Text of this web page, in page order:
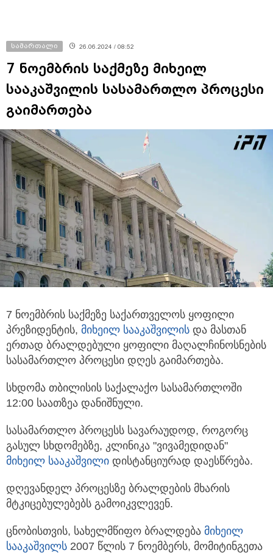
სამართალი 26.06.2024 / 08:52
7 ნოემბრის საქმეზე მიხეილ
სააკაშვილის სასამართლო პროცესი
გაიმართება
7 ნოემბრის საქმეზე საქართველოს ყოფილი
პრეზიდენტის, მიხეილ სააკაშვილის და მასთან
ერთად ბრალდებული ყოფილი მაღალჩინოსნების
სასამართლო პროცესი დღეს გაიმართება.
სხდომა თბილისის საქალაქო სასამართლოში
12:00 საათზეა დანიშნული.
სასამართლო პროცესს სავარაუდოდ, როგორც
გასულ სხდომებზე, კლინიკა "ვივამედიდან"
მიხეილ სააკაშვილი დისტანციურად დაესწრება.
დღევანდელ პროცესზე ბრალდების მხარის
მტკიცებულებებს გამოიკვლევენ.
ცნობისთვის, სახელმწიფო ბრალდება მიხეილ
სააკაშვილს 2007 წლის 7 ნოემბერს, მომიტინგეთა